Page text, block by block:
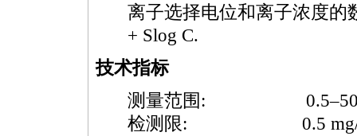
离子选择电位和离子浓度的
+ Slog C.
技术指标
测量范围: 0.5–500 m
检测限: 0.5 mg/